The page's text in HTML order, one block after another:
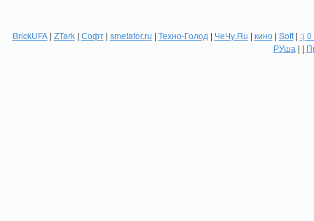
BrickUFA| ZTark| Софт| smetafor.ru | Техно-Голод | ЧеЧу.Ru | кино| Soft| :(
РУша | |